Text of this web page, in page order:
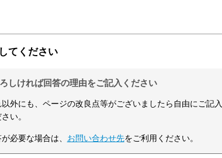
てください
しければ回答の理由をご記入ください
以外にも、ページの改良点等がございましたら自由にご記入
い。
必要な場合は、 お問い合わせ先をご利用ください。